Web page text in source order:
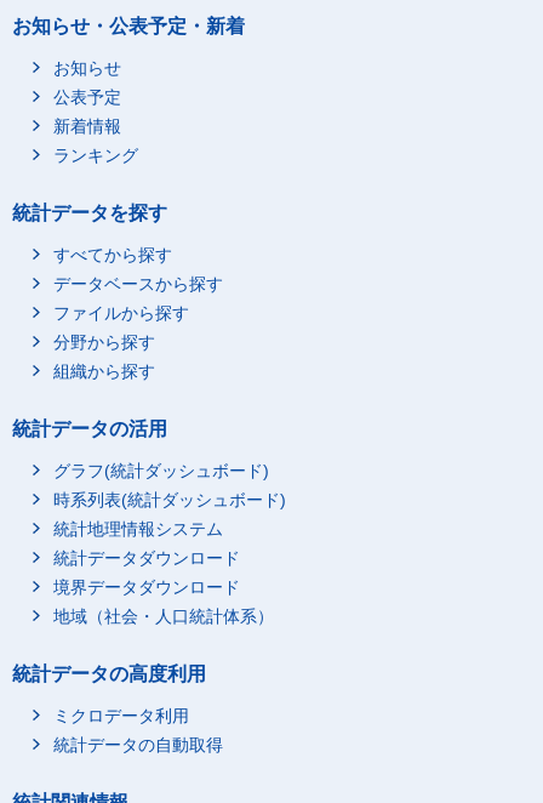
お知らせ・公表予定・新着
お知らせ
公表予定
新着情報
ランキング
統計データを探す
すべてから探す
データベースから探す
ファイルから探す
分野から探す
組織から探す
統計データの活用
グラフ(統計ダッシュボード)
時系列表(統計ダッシュボード)
統計地理情報システム
統計データダウンロード
境界データダウンロード
地域（社会・人口統計体系）
統計データの高度利用
ミクロデータ利用
統計データの自動取得